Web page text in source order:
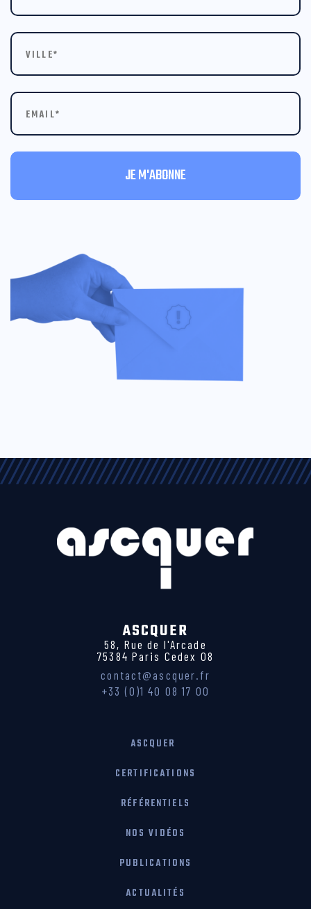
ASCQUER
58, Rue de l'Arcade
75384 Paris Cedex 08
contact@ascquer.fr
+33 (0)1 40 08 17 00
ASCQUER
CERTIFICATIONS
RÉFÉRENTIELS
NOS VIDÉOS
PUBLICATIONS
ACTUALITÉS